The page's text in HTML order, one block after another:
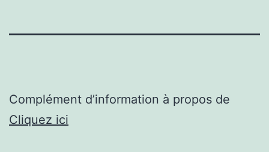
Complément d’information à propos de
Cliquez ici